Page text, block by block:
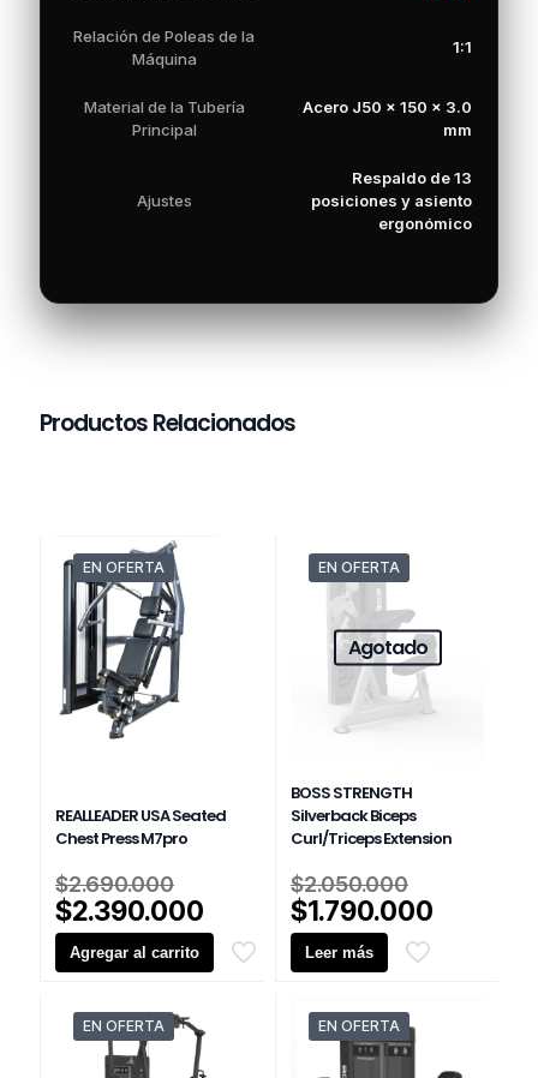
Relación de Poleas de la
Máquina
1:1
Material de la Tubería
Principal
Acero J50 × 150 × 3.0
mm
Ajustes
Respaldo de 13
posiciones y asiento
ergonómico
Productos Relacionados
EN OFERTA
REALLEADER USA Seated
Chest Press M7pro
$2.690.000
precio
original
era:
$2.390.000
precio
actual
$2.390.000.
Agregar al carrito
EN OFERTA
Agotado
BOSS STRENGTH
Silverback Biceps
Curl/Triceps Extension
$2.050.000
precio
original
era:
$1.790.000
Leer más
EN OFERTA EN OFERTA